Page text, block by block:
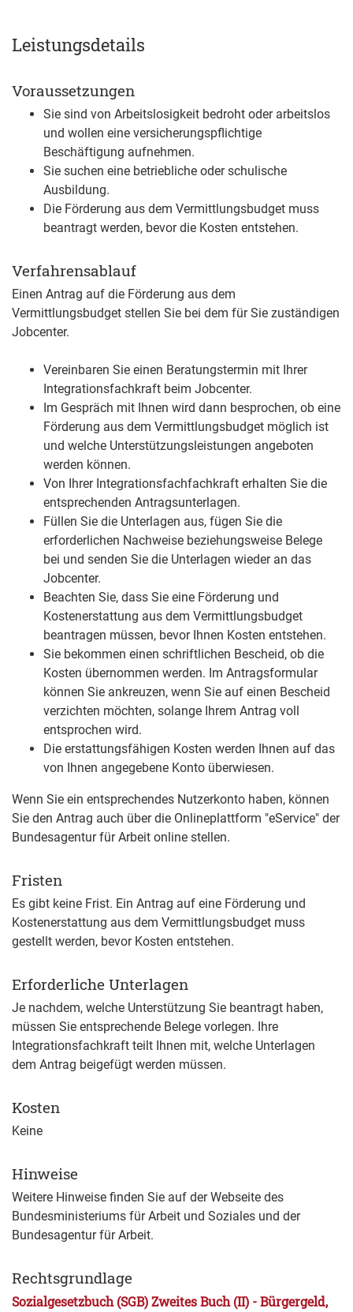
Leistungsdetails
Voraussetzungen
Sie sind von Arbeitslosigkeit bedroht oder arbeitslos
und wollen eine versicherungspflichtige
Beschäftigung aufnehmen.
Sie suchen eine betriebliche oder schulische
Ausbildung.
Die Förderung aus dem Vermittlungsbudget muss
beantragt werden, bevor die Kosten entstehen.
Verfahrensablauf
Einen Antrag auf die Förderung aus dem
Vermittlungsbudget stellen Sie bei dem für Sie zuständigen
Jobcenter.
Vereinbaren Sie einen Beratungstermin mit Ihrer
Integrationsfachkraft beim Jobcenter.
Im Gespräch mit Ihnen wird dann besprochen, ob eine
Förderung aus dem Vermittlungsbudget möglich ist
und welche Unterstützungsleistungen angeboten
werden können.
Von Ihrer Integrationsfachfachkraft erhalten Sie die
entsprechenden Antragsunterlagen.
Füllen Sie die Unterlagen aus, fügen Sie die
erforderlichen Nachweise beziehungsweise Belege
bei und senden Sie die Unterlagen wieder an das
Jobcenter.
Beachten Sie, dass Sie eine Förderung und
Kostenerstattung aus dem Vermittlungsbudget
beantragen müssen, bevor Ihnen Kosten entstehen.
Sie bekommen einen schriftlichen Bescheid, ob die
Kosten übernommen werden. Im Antragsformular
können Sie ankreuzen, wenn Sie auf einen Bescheid
verzichten möchten, solange Ihrem Antrag voll
entsprochen wird.
Die erstattungsfähigen Kosten werden Ihnen auf das
von Ihnen angegebene Konto überwiesen.
Wenn Sie ein entsprechendes Nutzerkonto haben, können
Sie den Antrag auch über die Onlineplattform "eService" der
Bundesagentur für Arbeit online stellen.
Fristen
Es gibt keine Frist. Ein Antrag auf eine Förderung und
Kostenerstattung aus dem Vermittlungsbudget muss
gestellt werden, bevor Kosten entstehen.
Erforderliche Unterlagen
Je nachdem, welche Unterstützung Sie beantragt haben,
müssen Sie entsprechende Belege vorlegen. Ihre
Integrationsfachkraft teilt Ihnen mit, welche Unterlagen
dem Antrag beigefügt werden müssen.
Kosten
Keine
Hinweise
Weitere Hinweise finden Sie auf der Webseite des
Bundesministeriums für Arbeit und Soziales und der
Bundesagentur für Arbeit.
Rechtsgrundlage
Sozialgesetzbuch (SGB) Zweites Buch (II) - Bürgergeld,